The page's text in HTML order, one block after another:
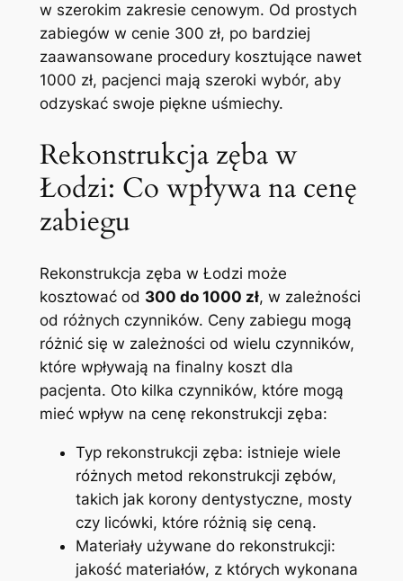
w⁢ szerokim zakresie cenowym. Od prostych
zabiegów w cenie 300 zł, po bardziej
zaawansowane‌ procedury kosztujące nawet
1000 zł, pacjenci mają szeroki wybór,‌ aby
odzyskać swoje piękne uśmiechy.
Rekonstrukcja zęba ⁢w
Łodzi: Co ⁤wpływa na cenę
zabiegu
Rekonstrukcja zęba w Łodzi może
kosztować od 300‍ do 1000⁢ zł, w ​zależności​
od różnych czynników. ⁢Ceny zabiegu mogą​
różnić się w zależności od wielu czynników,
które‍ wpływają na​ finalny koszt dla
pacjenta. Oto kilka czynników,⁢ które mogą
mieć wpływ na cenę rekonstrukcji zęba:
Typ rekonstrukcji zęba: istnieje wiele
różnych metod rekonstrukcji zębów,
takich ⁢jak⁤ korony dentystyczne, mosty
czy licówki, które różnią się ceną.
Materiały ⁢używane do rekonstrukcji:⁣
jakość​ materiałów, z których ‍wykonana